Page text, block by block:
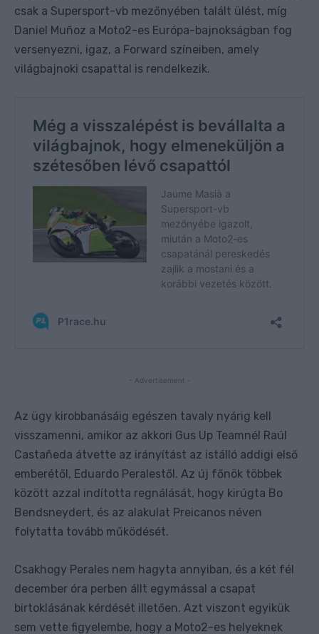
csak a Supersport-vb mezőnyében talált ülést, míg
Daniel Muñoz a Moto2-es Európa-bajnokságban fog
versenyezni, igaz, a Forward színeiben, amely
világbajnoki csapattal is rendelkezik.
- Advertisement -
Az ügy kirobbanásáig egészen tavaly nyárig kell
visszamenni, amikor az akkori Gus Up Teamnél Raúl
Castañeda átvette az irányítást az istálló addigi első
emberétől, Eduardo Peralestől. Az új főnök többek
között azzal indította regnálását, hogy kirúgta Bo
Bendsneydert, és az alakulat Preicanos néven
folytatta tovább működését.
Csakhogy Perales nem hagyta annyiban, és a két fél
december óra perben állt egymással a csapat
birtoklásának kérdését illetően. Azt viszont egyikük
sem vette figyelembe, hogy a Moto2-es helyeknek